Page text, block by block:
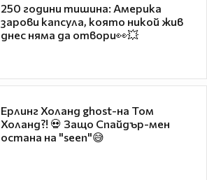
250 години тишина: Америка
зарови капсула, която никой жив
днес няма да отвори👀💥
Ерлинг Холанд ghost-на Том
Холанд?! 💀 Защо Спайдър-мен
остана на "seen"😅